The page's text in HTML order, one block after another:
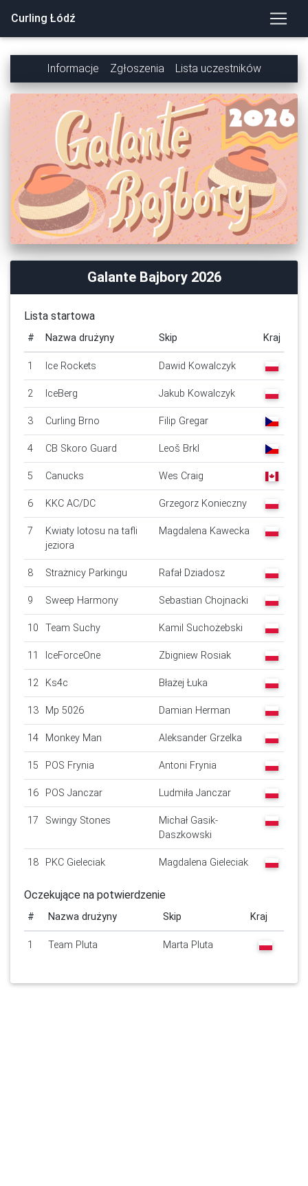
Curling Łódź
Informacje Zgłoszenia Lista uczestników
Galante Bajbory 2026
Lista startowa
# Nazwa drużyny Skip Kraj
1 Ice Rockets Dawid Kowalczyk
2 IceBerg Jakub Kowalczyk
3 Curling Brno Filip Gregar
4 CB Skoro Guard Leoš Brkl
5 Canucks Wes Craig
6 KKC AC/DC Grzegorz Konieczny
7
Kwiaty lotosu na tafli
jeziora
Magdalena Kawecka
8 Strażnicy Parkingu Rafał Dziadosz
9 Sweep Harmony Sebastian Chojnacki
10 Team Suchy Kamil Suchożebski
11 IceForceOne Zbigniew Rosiak
12 Ks4c Błażej Łuka
13 Mp 5026 Damian Herman
14 Monkey Man Aleksander Grzelka
15 POS Frynia Antoni Frynia
16 POS Janczar Ludmiła Janczar
17 Swingy Stones
Michał Gasik-
Daszkowski
18 PKC Gieleciak Magdalena Gieleciak
Oczekujące na potwierdzenie
# Nazwa drużyny Skip Kraj
1 Team Pluta Marta Pluta